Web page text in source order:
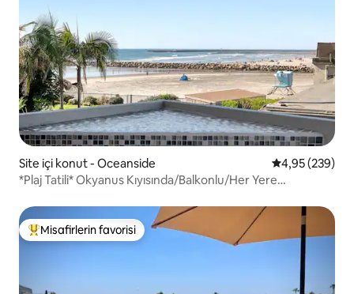
Site içi konut - Oceanside 5 üzerinden
4,95 (239)
*Plaj Tatili* Okyanus Kıyısında/Balkonlu/Her Yere
Misafirlerin favorilerinden en beğenilenler arasında
Misafirlerin favorisi